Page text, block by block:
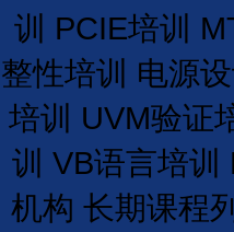
训 PCIE培训
整性培训 电源
培训 UVM验证
训 VB语言培训
机构 长期课程